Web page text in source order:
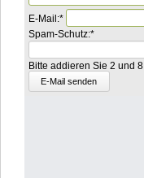
Pflichtfeld
E-Mail:*
Pflichtfeld
Spam-Schutz:*Was
ist
die
Summe
aus
2
Bitte addieren Sie 2 und 8.